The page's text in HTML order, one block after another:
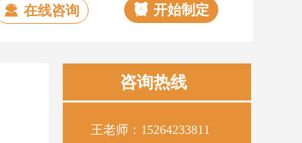
끤 在线咨询 뀥 开始制定
咨询热线
王老师：15264233811